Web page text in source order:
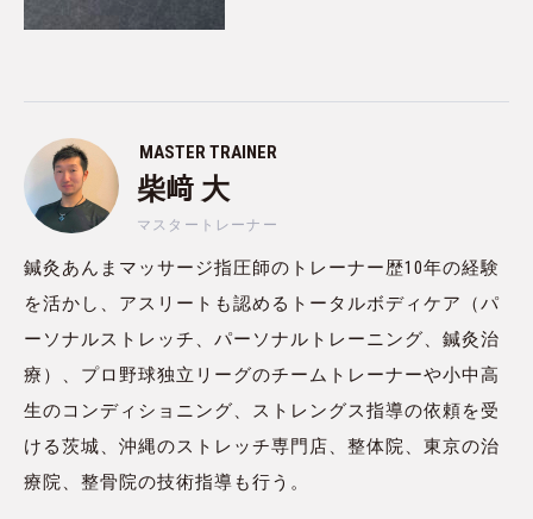
MASTER TRAINER
柴﨑 大
マスタートレーナー
鍼灸あんまマッサージ指圧師のトレーナー歴10年の経験
を活かし、アスリートも認めるトータルボディケア（パ
ーソナルストレッチ、パーソナルトレーニング、鍼灸治
療）、プロ野球独立リーグのチームトレーナーや小中高
生のコンディショニング、ストレングス指導の依頼を受
ける茨城、沖縄のストレッチ専門店、整体院、東京の治
療院、整骨院の技術指導も行う。